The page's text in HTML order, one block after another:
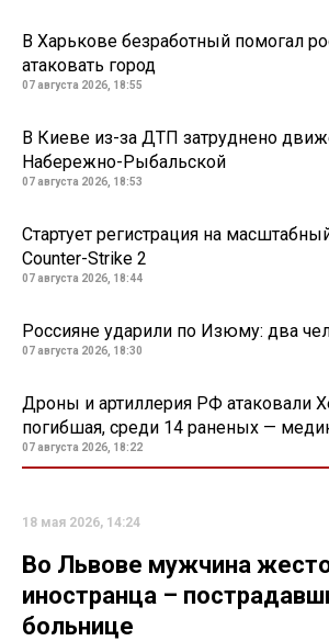
В Харькове безработный помогал
атаковать город
07 августа 2026, 18:55
В Киеве из-за ДТП затруднено
Набережно-Рыбальской
07 августа 2026, 18:53
Стартует регистрация на
Counter-Strike 2
07 августа 2026, 18:44
Россияне ударили по Изюму: два
07 августа 2026, 18:30
Дроны и артиллерия РФ атаковали
погибшая, среди 14 раненых —
07 августа 2026, 18:22
18 мая 2026, 14:24
Во Львове мужчина
иностранца –
больнице